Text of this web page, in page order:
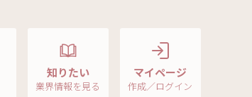
知りたい
業界情報を見る
マイページ
作成／ログイン